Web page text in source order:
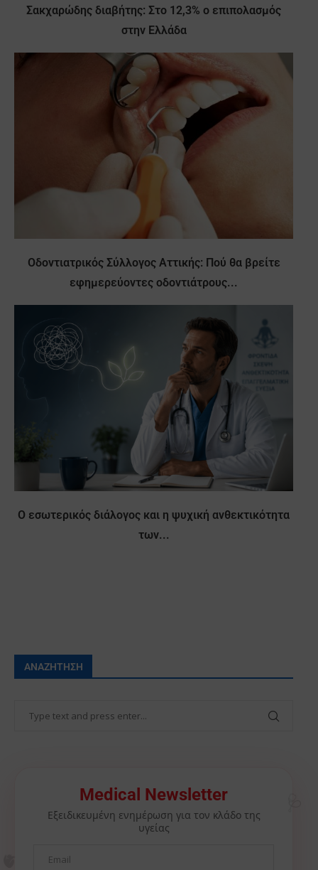
Σακχαρώδης διαβήτης: Στο 12,3% ο επιπολασμός
στην Ελλάδα
Οδοντιατρικός Σύλλογος Αττικής: Πού θα βρείτε
εφημερεύοντες οδοντιάτρους...
Ο εσωτερικός διάλογος και η ψυχική ανθεκτικότητα
των...
ΑΝΑΖΉΤΗΣΗ
Medical Newsletter
Εξειδικευμένη ενημέρωση για τον κλάδο της
υγείας